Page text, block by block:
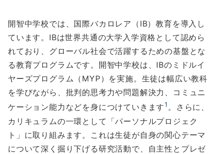
開智中学校では、国際バカロレア（IB）教育を導入し
ています。IBは世界共通の大学入学資格として認めら
れており、グローバル社会で活躍するための基盤とな
る教育プログラムです。開智中学校は、IBのミドルイ
ヤーズプログラム（MYP）を実施。生徒は幅広い教科
を学びながら、批判的思考力や問題解決力、コミュニ
ケーション能力などを身につけていきます1。さらに、
カリキュラムの一環として「パーソナルプロジェク
ト」に取り組みます。これは生徒が自身の関心テーマ
について深く掘り下げる研究活動で、自主性とプレゼ